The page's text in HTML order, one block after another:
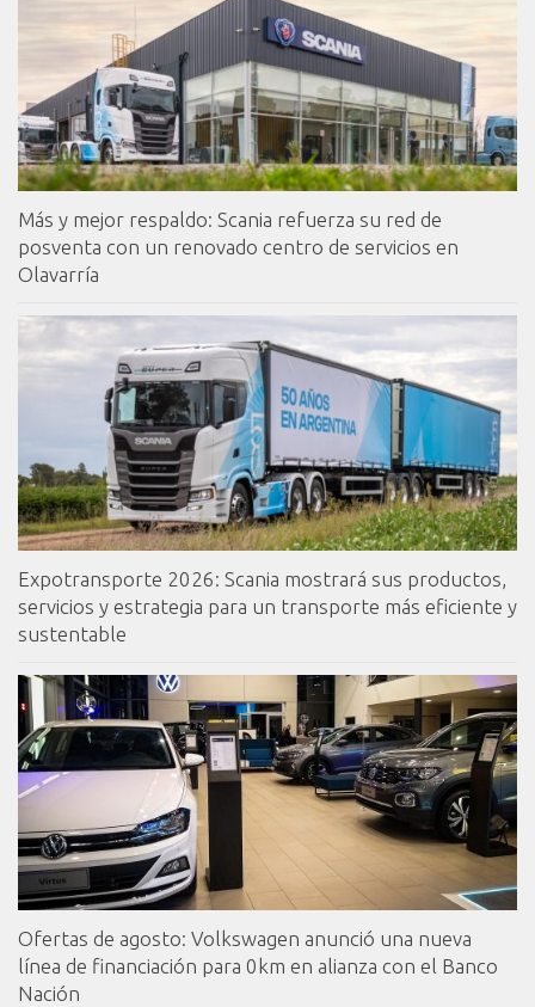
Más y mejor respaldo: Scania refuerza su red de
posventa con un renovado centro de servicios en
Olavarría
Expotransporte 2026: Scania mostrará sus productos,
servicios y estrategia para un transporte más eficiente y
sustentable
Ofertas de agosto: Volkswagen anunció una nueva
línea de financiación para 0km en alianza con el Banco
Nación